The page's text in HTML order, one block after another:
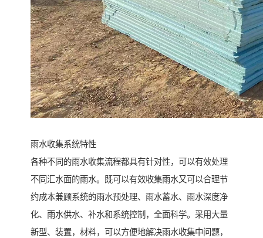
雨水收集系统特性
各种不同的雨水收集流程都具有针对性，可以有效处理
不同汇水面的雨水。既可以有效收集雨水又可以合理节
约成本兼顾系统的雨水预处理、雨水蓄水、雨水深度净
化、雨水供水、补水和系统控制，全面科学。采用大量
新型、装置，材料，可以方便地解决雨水收集中问题，